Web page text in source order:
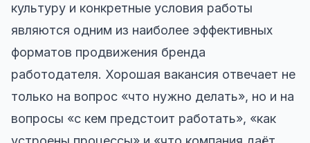
культуру и конкретные условия работы
являются одним из наиболее эффективных
форматов продвижения бренда
работодателя. Хорошая вакансия отвечает не
только на вопрос «что нужно делать», но и на
вопросы «с кем предстоит работать», «как